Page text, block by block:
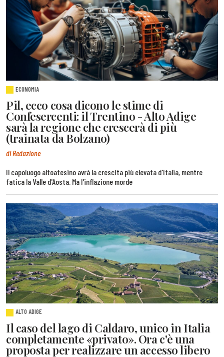
ECONOMIA
Pil, ecco cosa dicono le stime di
Confesercenti: il Trentino - Alto Adige
sarà la regione che crescerà di più
(trainata da Bolzano)
di Redazione
Il capoluogo altoatesino avrà la crescita più elevata d'Italia, mentre
fatica la Valle d'Aosta. Ma l'inflazione morde
ALTO ADIGE
Il caso del lago di Caldaro, unico in Italia
completamente «privato». Ora c'è una
proposta per realizzare un accesso libero